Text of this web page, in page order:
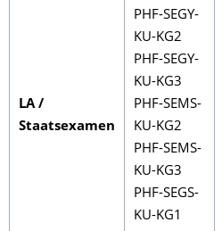
LA /
Staatsexamen
PHF-SEGY-
KU-KG2
PHF-SEGY-
KU-KG3
PHF-SEMS-
KU-KG2
PHF-SEMS-
KU-KG3
PHF-SEGS-
KU-KG1